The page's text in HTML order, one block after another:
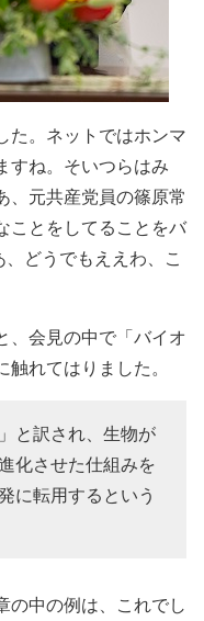
。ネットではホンマ
すね。そいつらはみ
、元共産党員の篠原常
ことをしてることをバ
どうでもええわ、こ
会見の中で「バイオ
れてはりました。
と訳され、生物が
化させた仕組みを
に転用するという
の中の例は、これでし